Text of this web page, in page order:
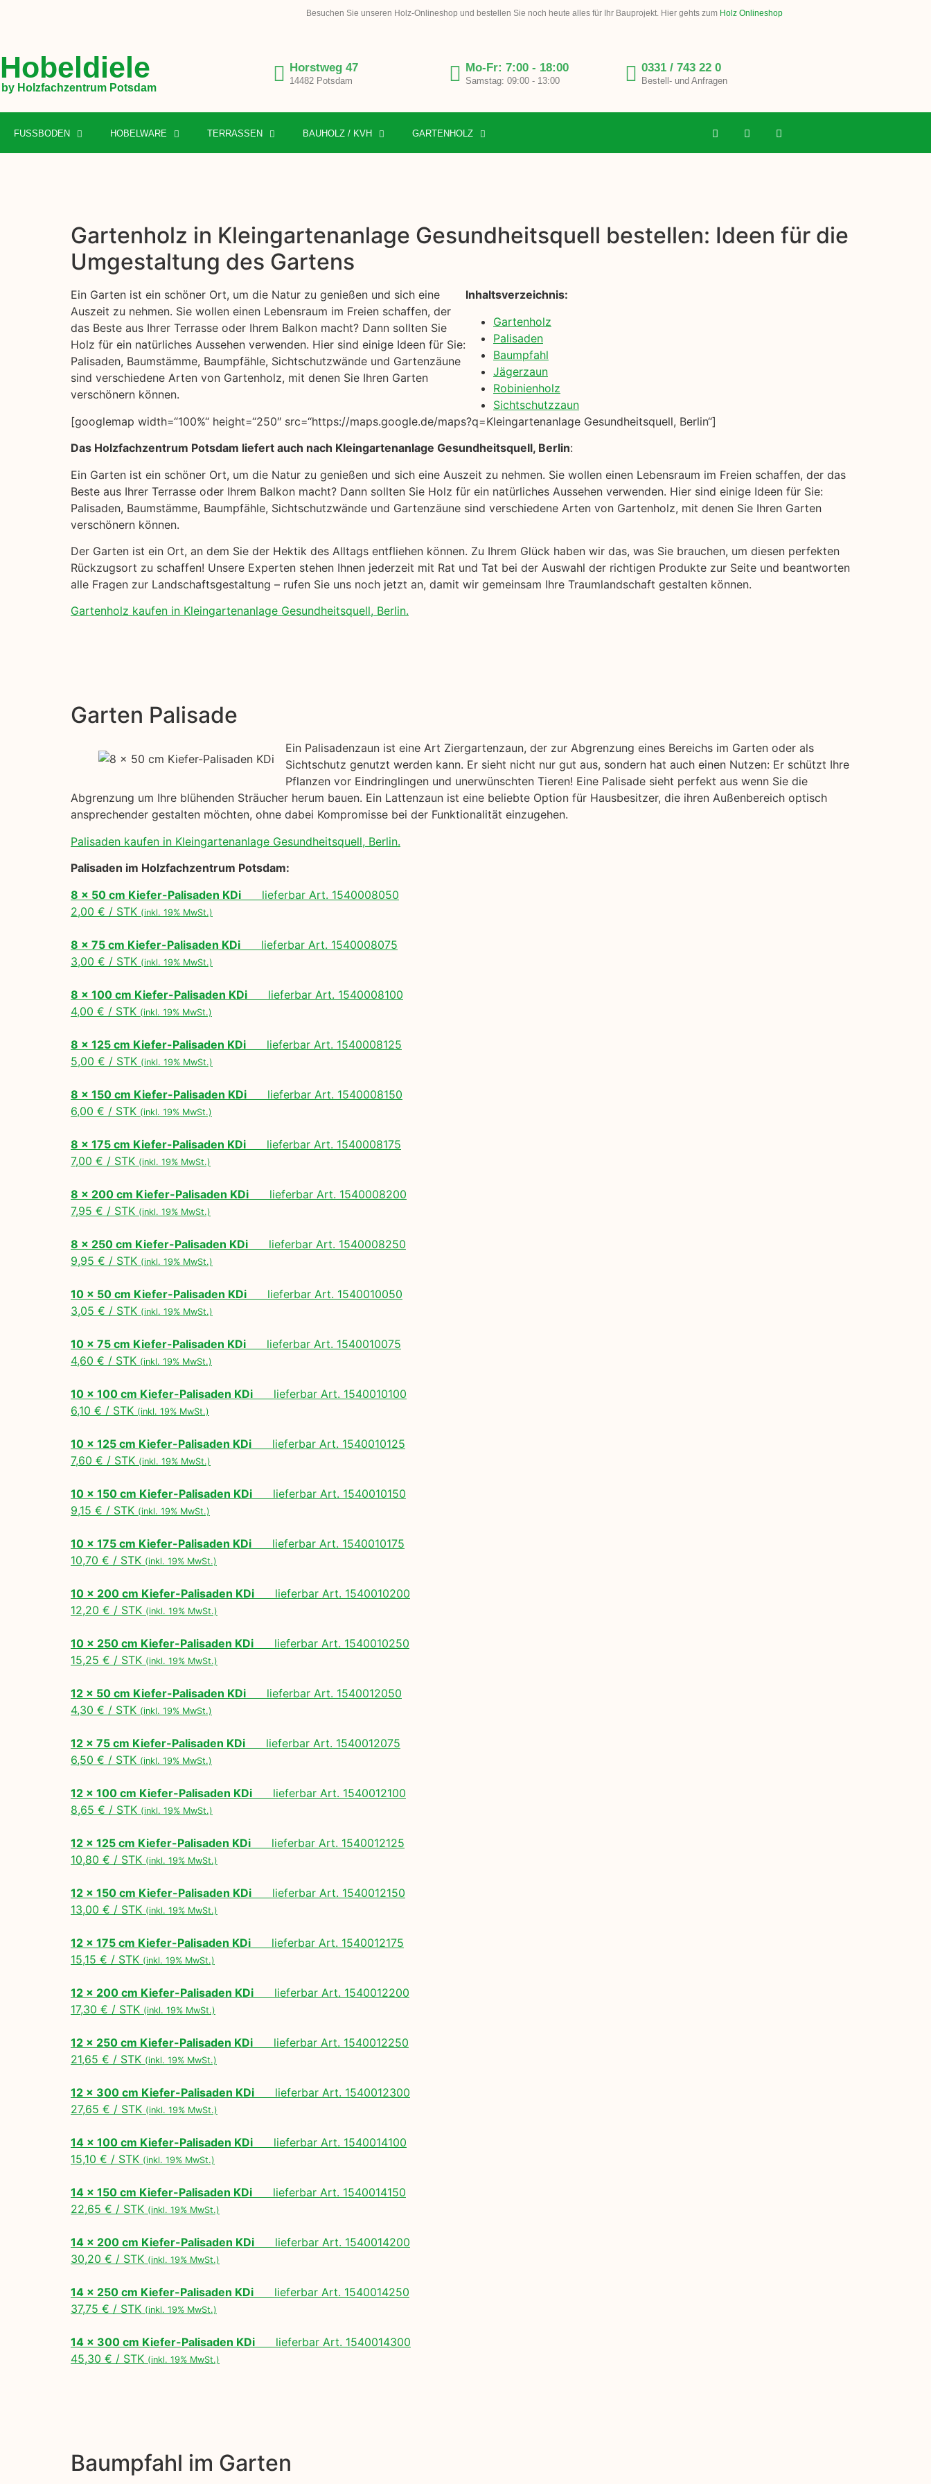
Besuchen Sie unseren Holz-Onlineshop und bestellen Sie noch heute alles für Ihr Bauprojekt. Hier gehts zum Holz Onlineshop
Hobeldiele
by Holzfachzentrum Potsdam
Horstweg 47
14482 Potsdam
Mo-Fr: 7:00 - 18:00
Samstag: 09:00 - 13:00
0331 / 743 22 0
Bestell- und Anfragen
FUSSBODEN HOBELWARE TERRASSEN BAUHOLZ / KVH GARTENHOLZ
Gartenholz in Kleingartenanlage Gesundheitsquell bestellen: Ideen für die
Umgestaltung des Gartens
Ein Garten ist ein schöner Ort, um die Natur zu genießen und sich eine
Auszeit zu nehmen. Sie wollen einen Lebensraum im Freien schaffen, der
das Beste aus Ihrer Terrasse oder Ihrem Balkon macht? Dann sollten Sie
Holz für ein natürliches Aussehen verwenden. Hier sind einige Ideen für Sie:
Palisaden, Baumstämme, Baumpfähle, Sichtschutzwände und Gartenzäune
sind verschiedene Arten von Gartenholz, mit denen Sie Ihren Garten
verschönern können.
Inhaltsverzeichnis:
Gartenholz
Palisaden
Baumpfahl
Jägerzaun
Robinienholz
Sichtschutzzaun
[googlemap width=“100%“ height=“250″ src=“https://maps.google.de/maps?q=Kleingartenanlage Gesundheitsquell, Berlin“]
Das Holzfachzentrum Potsdam liefert auch nach Kleingartenanlage Gesundheitsquell, Berlin:
Ein Garten ist ein schöner Ort, um die Natur zu genießen und sich eine Auszeit zu nehmen. Sie wollen einen Lebensraum im Freien schaffen, der das
Beste aus Ihrer Terrasse oder Ihrem Balkon macht? Dann sollten Sie Holz für ein natürliches Aussehen verwenden. Hier sind einige Ideen für Sie:
Palisaden, Baumstämme, Baumpfähle, Sichtschutzwände und Gartenzäune sind verschiedene Arten von Gartenholz, mit denen Sie Ihren Garten
verschönern können.
Der Garten ist ein Ort, an dem Sie der Hektik des Alltags entfliehen können. Zu Ihrem Glück haben wir das, was Sie brauchen, um diesen perfekten
Rückzugsort zu schaffen! Unsere Experten stehen Ihnen jederzeit mit Rat und Tat bei der Auswahl der richtigen Produkte zur Seite und beantworten
alle Fragen zur Landschaftsgestaltung – rufen Sie uns noch jetzt an, damit wir gemeinsam Ihre Traumlandschaft gestalten können.
Gartenholz kaufen in Kleingartenanlage Gesundheitsquell, Berlin.
Garten Palisade
Ein Palisadenzaun ist eine Art Ziergartenzaun, der zur Abgrenzung eines Bereichs im Garten oder als
Sichtschutz genutzt werden kann. Er sieht nicht nur gut aus, sondern hat auch einen Nutzen: Er schützt Ihre
Pflanzen vor Eindringlingen und unerwünschten Tieren! Eine Palisade sieht perfekt aus wenn Sie die
Abgrenzung um Ihre blühenden Sträucher herum bauen. Ein Lattenzaun ist eine beliebte Option für Hausbesitzer, die ihren Außenbereich optisch
ansprechender gestalten möchten, ohne dabei Kompromisse bei der Funktionalität einzugehen.
Palisaden kaufen in Kleingartenanlage Gesundheitsquell, Berlin.
Palisaden im Holzfachzentrum Potsdam:
8 x 50 cm Kiefer-Palisaden KDi lieferbar Art. 1540008050
2,00 € / STK (inkl. 19% MwSt.)
8 x 75 cm Kiefer-Palisaden KDi lieferbar Art. 1540008075
3,00 € / STK (inkl. 19% MwSt.)
8 x 100 cm Kiefer-Palisaden KDi lieferbar Art. 1540008100
4,00 € / STK (inkl. 19% MwSt.)
8 x 125 cm Kiefer-Palisaden KDi lieferbar Art. 1540008125
5,00 € / STK (inkl. 19% MwSt.)
8 x 150 cm Kiefer-Palisaden KDi lieferbar Art. 1540008150
6,00 € / STK (inkl. 19% MwSt.)
8 x 175 cm Kiefer-Palisaden KDi lieferbar Art. 1540008175
7,00 € / STK (inkl. 19% MwSt.)
8 x 200 cm Kiefer-Palisaden KDi lieferbar Art. 1540008200
7,95 € / STK (inkl. 19% MwSt.)
8 x 250 cm Kiefer-Palisaden KDi lieferbar Art. 1540008250
9,95 € / STK (inkl. 19% MwSt.)
10 x 50 cm Kiefer-Palisaden KDi lieferbar Art. 1540010050
3,05 € / STK (inkl. 19% MwSt.)
10 x 75 cm Kiefer-Palisaden KDi lieferbar Art. 1540010075
4,60 € / STK (inkl. 19% MwSt.)
10 x 100 cm Kiefer-Palisaden KDi lieferbar Art. 1540010100
6,10 € / STK (inkl. 19% MwSt.)
10 x 125 cm Kiefer-Palisaden KDi lieferbar Art. 1540010125
7,60 € / STK (inkl. 19% MwSt.)
10 x 150 cm Kiefer-Palisaden KDi lieferbar Art. 1540010150
9,15 € / STK (inkl. 19% MwSt.)
10 x 175 cm Kiefer-Palisaden KDi lieferbar Art. 1540010175
10,70 € / STK (inkl. 19% MwSt.)
10 x 200 cm Kiefer-Palisaden KDi lieferbar Art. 1540010200
12,20 € / STK (inkl. 19% MwSt.)
10 x 250 cm Kiefer-Palisaden KDi lieferbar Art. 1540010250
15,25 € / STK (inkl. 19% MwSt.)
12 x 50 cm Kiefer-Palisaden KDi lieferbar Art. 1540012050
4,30 € / STK (inkl. 19% MwSt.)
12 x 75 cm Kiefer-Palisaden KDi lieferbar Art. 1540012075
6,50 € / STK (inkl. 19% MwSt.)
12 x 100 cm Kiefer-Palisaden KDi lieferbar Art. 1540012100
8,65 € / STK (inkl. 19% MwSt.)
12 x 125 cm Kiefer-Palisaden KDi lieferbar Art. 1540012125
10,80 € / STK (inkl. 19% MwSt.)
12 x 150 cm Kiefer-Palisaden KDi lieferbar Art. 1540012150
13,00 € / STK (inkl. 19% MwSt.)
12 x 175 cm Kiefer-Palisaden KDi lieferbar Art. 1540012175
15,15 € / STK (inkl. 19% MwSt.)
12 x 200 cm Kiefer-Palisaden KDi lieferbar Art. 1540012200
17,30 € / STK (inkl. 19% MwSt.)
12 x 250 cm Kiefer-Palisaden KDi lieferbar Art. 1540012250
21,65 € / STK (inkl. 19% MwSt.)
12 x 300 cm Kiefer-Palisaden KDi lieferbar Art. 1540012300
27,65 € / STK (inkl. 19% MwSt.)
14 x 100 cm Kiefer-Palisaden KDi lieferbar Art. 1540014100
15,10 € / STK (inkl. 19% MwSt.)
14 x 150 cm Kiefer-Palisaden KDi lieferbar Art. 1540014150
22,65 € / STK (inkl. 19% MwSt.)
14 x 200 cm Kiefer-Palisaden KDi lieferbar Art. 1540014200
30,20 € / STK (inkl. 19% MwSt.)
14 x 250 cm Kiefer-Palisaden KDi lieferbar Art. 1540014250
37,75 € / STK (inkl. 19% MwSt.)
14 x 300 cm Kiefer-Palisaden KDi lieferbar Art. 1540014300
45,30 € / STK (inkl. 19% MwSt.)
Baumpfahl im Garten